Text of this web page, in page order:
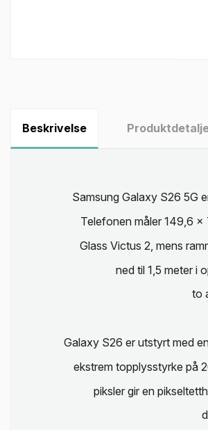
Beskrivelse
Samsung Galaxy S26 5G
Telefonen måler 149,6 x
Glass Victus 2, mens
ned til 1,5 meter i
to
Galaxy S26 er utstyrt med
ekstrem topplysstyrke på
piksler gir en